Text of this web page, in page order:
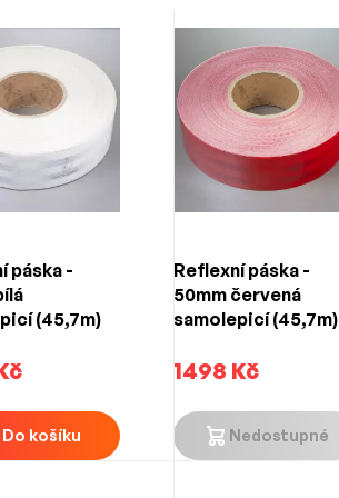
páska -
(45,7m)
Do košíku
Reflexní páska -
50mm červená
samolepicí (45,7m)
1498 Kč
Nedostupné